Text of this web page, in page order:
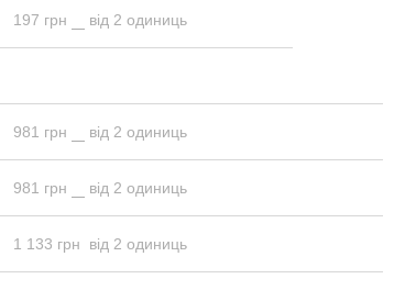
197 грн від 2 одиниць
981 грн від 2 одиниць
981 грн від 2 одиниць
1 133 грн від 2 одиниць